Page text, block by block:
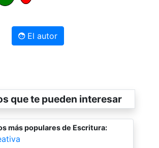
El autor
que te pueden interesar
más populares de Escritura: